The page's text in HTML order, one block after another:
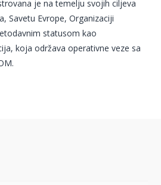
je na temelju svojih ciljeva
Savetu Evrope, Organizaciji
statusom kao
koja održava operativne veze sa